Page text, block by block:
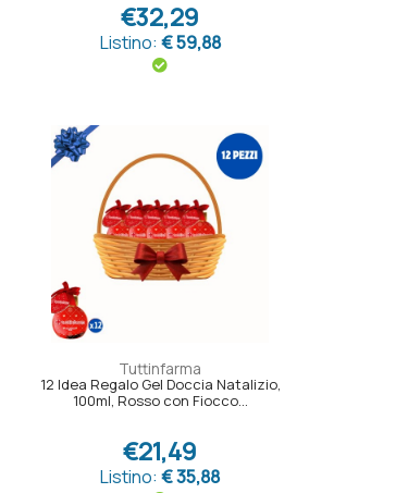
€32,29
Listino: € 59,88
Tuttinfarma
12 Idea Regalo Gel Doccia Natalizio,
100ml, Rosso con Fiocco...
€21,49
Listino:€ 35,88